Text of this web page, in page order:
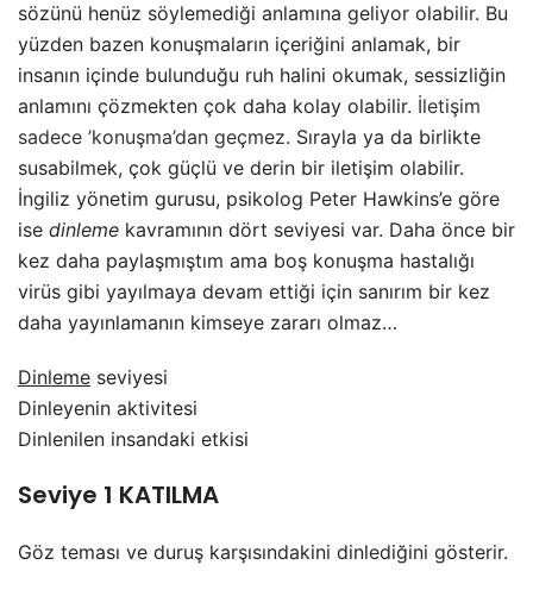
sözünü henüz söylemediği anlamına geliyor olabilir. Bu
yüzden bazen konuşmaların içeriğini anlamak, bir
insanın içinde bulunduğu ruh halini okumak, sessizliğin
anlamını çözmekten çok daha kolay olabilir. İletişim
sadece ’konuşma’dan geçmez. Sırayla ya da birlikte
susabilmek, çok güçlü ve derin bir iletişim olabilir.
İngiliz yönetim gurusu, psikolog Peter Hawkins’e göre
ise dinleme kavramının dört seviyesi var. Daha önce bir
kez daha paylaşmıştım ama boş konuşma hastalığı
virüs gibi yayılmaya devam ettiği için sanırım bir kez
daha yayınlamanın kimseye zararı olmaz…
Dinleme seviyesi
Dinleyenin aktivitesi
Dinlenilen insandaki etkisi
Seviye 1 KATILMA
Göz teması ve duruş karşısındakini dinlediğini gösterir.